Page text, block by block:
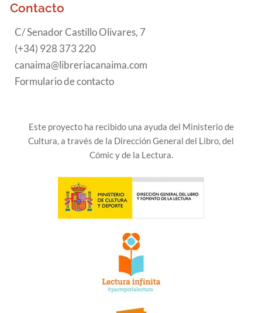
Contacto
C/ Senador Castillo Olivares, 7
(+34) 928 373 220
canaima@libreriacanaima.com
Formulario de contacto
Este proyecto ha recibido una ayuda del Ministerio de
Cultura, a través de la Dirección General del Libro, del
Cómic y de la Lectura.